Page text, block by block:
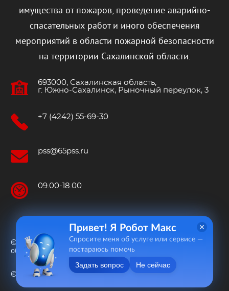
имущества от пожаров, проведение аварийно-
спасательных работ и иного обеспечения
мероприятий в области пожарной безопасности
на территории Сахалинской области.
693000, Сахалинская область,
г. Южно‐Сахалинск, Рыночный переулок, 3
+7 (4242) 55-69-30
pss@65pss.ru
09.00-18.00
© 2015—2026 «Пожарно-спасательная служба Сахалинской
области»
© 2020 Разработка сайта «Ринамика »
Привет! Я Робот Макс
Спросите меня об услуге или сервисе —
постараюсь помочь
Задать вопрос Не сейчас